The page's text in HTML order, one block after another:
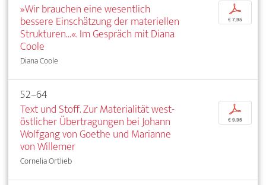
»Wir brauchen eine wesentlich
bessere Einschätzung der materiellen
Strukturen...«. Im Gespräch mit Diana
Coole
Diana Coole
p
€ 7,95
52–64
Text und Stoff. Zur Materialität west-
östlicher Übertragungen bei Johann
Wolfgang von Goethe und Marianne
von Willemer
Cornelia Ortlieb
p
€ 9,95